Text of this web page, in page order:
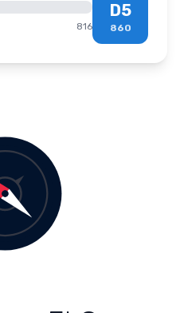
816
D5
860